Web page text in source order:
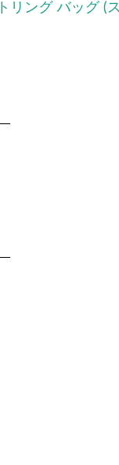
リング バッグ (